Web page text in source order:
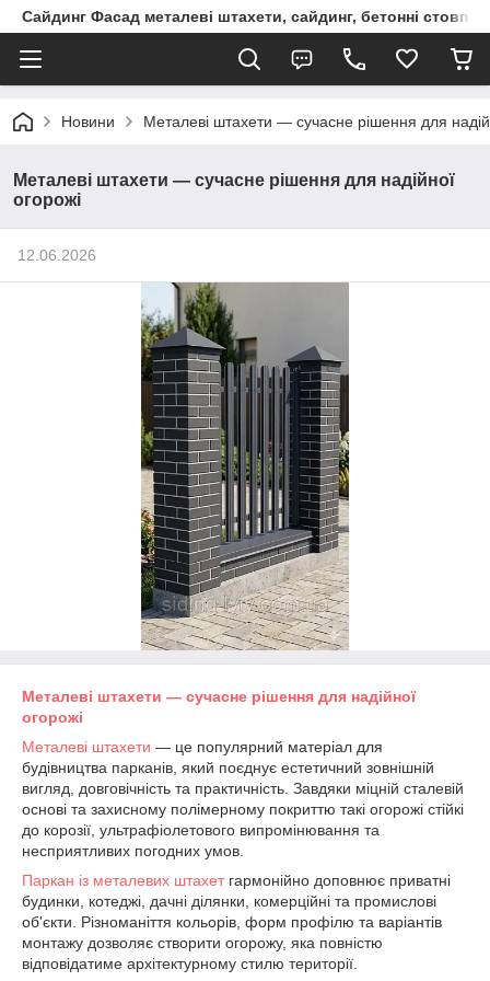
Сайдинг Фасад металеві штахети, сайдинг, бетонні
Новини Металеві штахети — сучасне рішення для
Металеві штахети — сучасне рішення для надійної
огорожі
12.06.2026
Металеві штахети — сучасне рішення для надійної
огорожі
Металеві штахети — це популярний матеріал для
будівництва парканів, який поєднує естетичний зовнішній
вигляд, довговічність та практичність. Завдяки міцній сталевій
основі та захисному полімерному покриттю такі огорожі стійкі
до корозії, ультрафіолетового випромінювання та
несприятливих погодних умов.
Паркан із металевих штахетгармонійно доповнює приватні
будинки, котеджі, дачні ділянки, комерційні та промислові
об'єкти. Різноманіття кольорів, форм профілю та варіантів
монтажу дозволяє створити огорожу, яка повністю
відповідатиме архітектурному стилю території.